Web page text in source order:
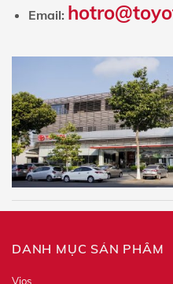
Email:
DANH MỤC SẢN PHẨM
Vios